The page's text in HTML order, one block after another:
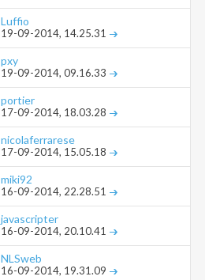
Luffio
19-09-2014, 14.25.31
pxy
19-09-2014, 09.16.33
portier
17-09-2014, 18.03.28
nicolaferrarese
17-09-2014, 15.05.18
miki92
16-09-2014, 22.28.51
javascripter
16-09-2014, 20.10.41
NLSweb
16-09-2014, 19.31.09